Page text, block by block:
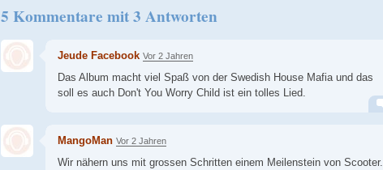
5 Kommentare mit 3 Antworten
Jeude Facebook Vor 2 Jahren
Das Album macht viel Spaß von der Swedish House Mafia und das
soll es auch Don't You Worry Child ist ein tolles Lied.
MangoMan Vor 2 Jahren
Wir nähern uns mit grossen Schritten einem Meilenstein von Scooter.